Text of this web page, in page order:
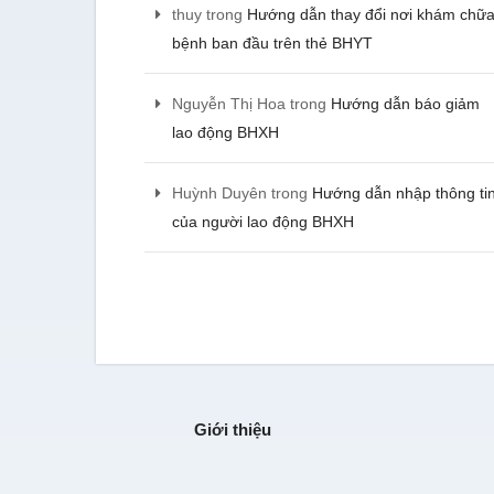
thuytrong Hướng dẫn thay đổi nơi khám chữa
bệnh ban đầu trên thẻ BHYT
Nguyễn Thị Hoa trong Hướng dẫn báo giảm
lao động BHXH
Huỳnh Duyên trong Hướng dẫn nhập thông tin
của người lao động BHXH
nghiệp và hiện đang sử
toán của kế toán YTHO,
- Lê Minh Tiến - CEO
trước khi đơn vị này xử lý
hài lòng
- Hà Thị Ngọc Diệu -
Giới thiệu